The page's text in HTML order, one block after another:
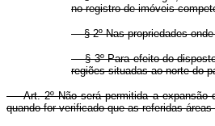
no registro de imóveis
§ 2º Nas propriedades onde
§ 3º Para efeito do
regiões situadas ao norte do
Art. 2º Não será permitida a expansão
quando for verificado que as referidas